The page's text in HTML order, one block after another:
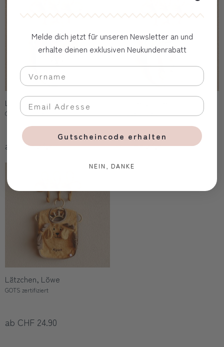
Lätzchen, Fuchs
GOTS zertifiziert
ab CHF 24.90 ab CHF 24.90
Lätzchen, Löwe
GOTS zertifiziert
ab CHF 24.90
Melde dich jetzt für unseren Newsletter an und
erhalte deinen exklusiven Neukundenrabatt
Gutscheincode erhalten
NEIN, DANKE